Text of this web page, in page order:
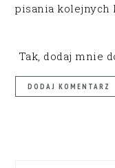
pisania kolejnych
Tak, dodaj mnie